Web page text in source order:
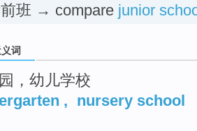
班 → compare junior
词
，幼儿学校
, nursery school